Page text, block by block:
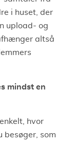
i huset, der
upload- og
altså
mindst en
hvor
som